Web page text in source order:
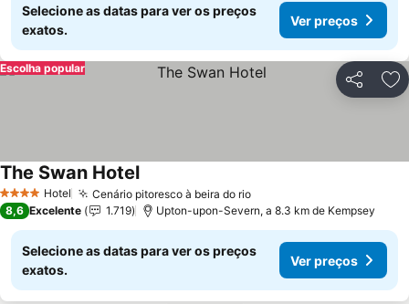
Selecione as datas para ver os preços
exatos.
Ver preços
Partilhar
Escolha popular
4 EstrelasHotel Cenário pitoresco à beira do rio
The Swan Hotel
8,6 Excelente 1.719 Upton-upon-Severn, a 8.3 km de Kempsey
Selecione as datas para ver os preços
exatos.
Ver preços